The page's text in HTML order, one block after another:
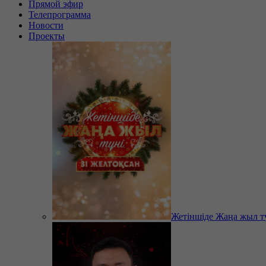
Прямой эфир
Телепрограмма
Новости
Проекты
Жетіншіде Жаңа жыл